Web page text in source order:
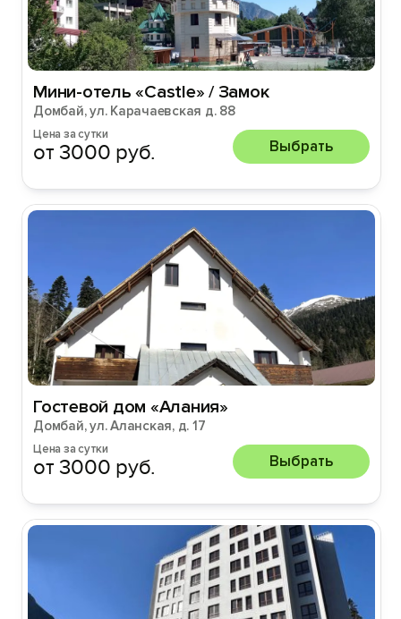
Мини-отель «Castle» / Замок
Домбай, ул. Карачаевская д. 88
Цена за сутки
от 3000 руб. Выбрать
Гостевой дом «Алания»
Домбай, ул. Аланская, д. 17
Цена за сутки
от 3000 руб. Выбрать